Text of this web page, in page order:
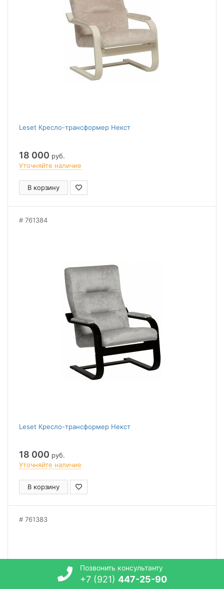
Leset Кресло-трансформер Некст
18 000 руб.
Уточняйте наличие
В корзину
761384
Leset Кресло-трансформер Некст
18 000 руб.
Уточняйте наличие
В корзину
761383
Позвонить консультанту
+7 (921) 447-25-90